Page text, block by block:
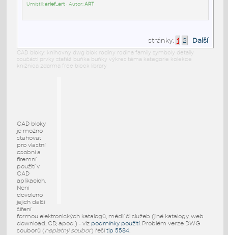
Umístil:arief_art• Autor:ART
stránky: 1 2 Další
CAD bloky: knihovny dwg blok rodiny rodina family symboly detaily
součásti prvky stafáž buňka buňky výkres téma kategorie kolekce
knižnica zdarma free block library
CAD bloky
je možno
stahovat
pro vlastní
osobní a
firemní
použití v
CAD
aplikacích.
Není
dovoleno
jejich další
šíření
formou elektronických katalogů, médií či služeb (jiné katalogy, web
download, CD, apod.) - viz podmínky použití. Problém verze DWG
souborů (neplatný soubor) řešítip 5584.